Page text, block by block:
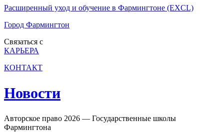
Расширенный уход и обучение в Фармингтоне (EXCL)
Город Фармингтон
Связаться с
КАРЬЕРА
КОНТАКТ
Новости
Авторское право 2026 — Государственные школы
Фармингтона